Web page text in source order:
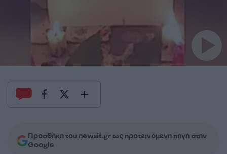
Προσθήκη του newsit.gr ως προτεινόμενη πηγή στην
Google